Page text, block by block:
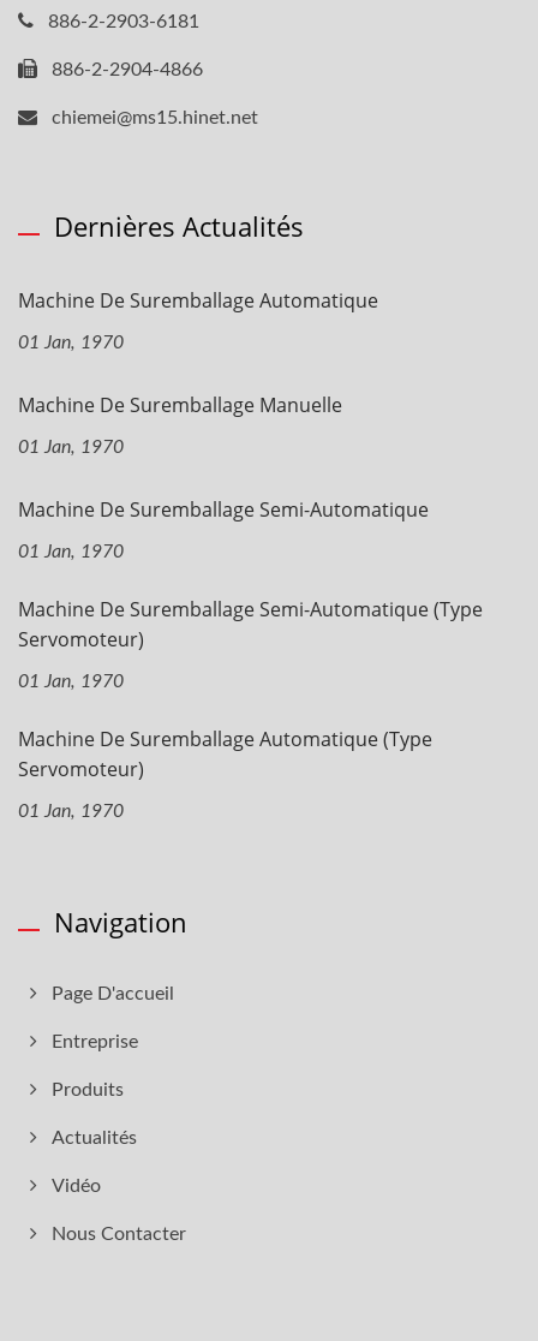
886-2-2903-6181
886-2-2904-4866
chiemei@ms15.hinet.net
Dernières Actualités
Machine De Suremballage Automatique
01 Jan, 1970
Machine De Suremballage Manuelle
01 Jan, 1970
Machine De Suremballage Semi-Automatique
01 Jan, 1970
Machine De Suremballage Semi-Automatique (type
Servomoteur)
01 Jan, 1970
Machine De Suremballage Automatique (type
Servomoteur)
01 Jan, 1970
Navigation
Page D'accueil
Entreprise
Produits
Actualités
Vidéo
Nous Contacter